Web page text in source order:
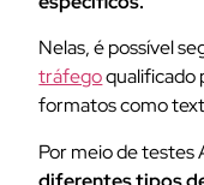
Nelas, é possível
tráfegoqualificado
formatos como
Por meio de testes